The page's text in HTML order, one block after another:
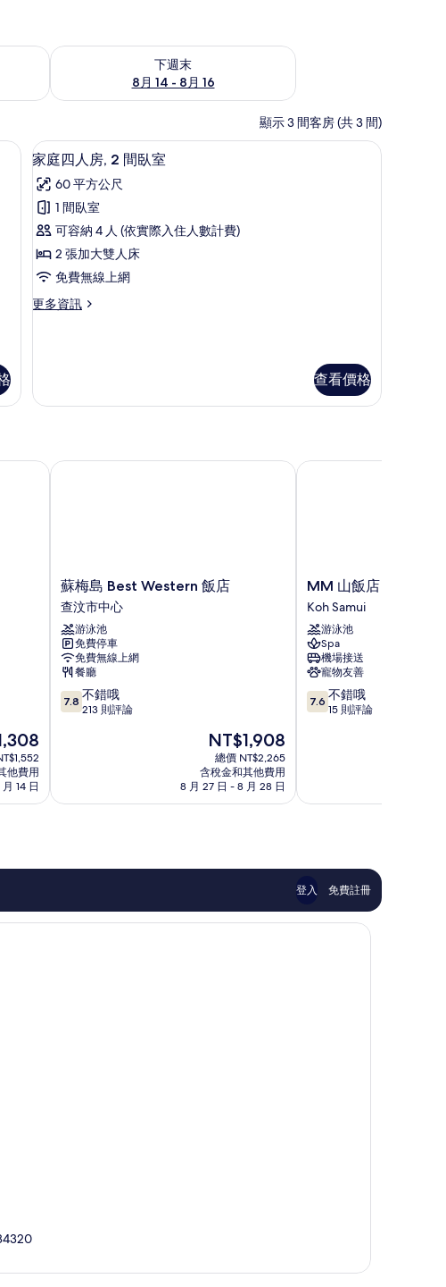
情況
下週末
8月 14 - 8月 16
查看下週末 (8月 14 - 8月 16) 的供應情況
顯示 3 間客房 (共 3 間)
線上網、床單
顯
示
家
庭
四
人
2
的
相
家庭四人房, 2 間臥室 | 遮光布/窗簾、免費無
1
家庭四人房, 2 間臥室
60 平方公尺
1 間臥室
可容納 4 人 (依實際入住人數計費)
2 張加大雙人床
免費無線上網
更多資訊
更
房,
室
查看價格
他費用
14 日
蘇
梅
島
Best
Western
飯
店
查
汶
蘇梅島 Best Western 飯店
查汶市中心
游泳池
免費停車
免費無線上網
餐廳
7.8
分，
錯
評
7.8 不錯哦
213 則評論
現
在
價
格
為
NT$1,908
總價 NT$2,265
含稅金和其他費用
8 月 27 日 - 8 月 28 日
蘇梅島 Best Western 飯店
MM
山
飯
店
Koh
Samui
MM 山飯店
Koh Samui
游泳池
Spa
機場接送
寵物友善
7.6
分，
錯
評
論
7.6 不錯哦
15 則評論
MM 山飯店
登入 免費註冊